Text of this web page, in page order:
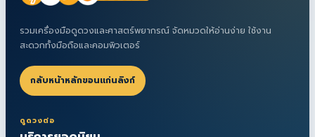
รวมเครื่องมือดูดวงและศาสตร์พยากรณ์ จัดหมวดให้อ่านง่าย ใช้งาน
สะดวกทั้งมือถือและคอมพิวเตอร์
กลับหน้าหลักขอนแก่นลิงก์
ดูดวงต่อ